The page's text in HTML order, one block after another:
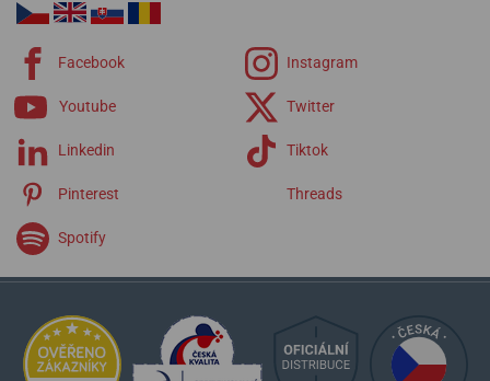
Facebook Instagram
Youtube Twitter
Linkedin Tiktok
Pinterest Threads
Spotify